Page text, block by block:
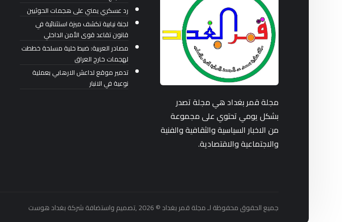
مجلة قمر بغداد هي مجلة تصدر
بشكل يومي تحتوي على مجموعة
من الاخبار السياسية والثقافية والفنية
والاجتماعية والاقتصادية.
رد عسكري يمني على هجمات الحوثيين
لجنة نيابية تكشف ميزة استثنائية في
قانون تقاعد قوى الأمن الداخلي
مصادر العربية: ضبط خلية مسلحة خططت
لهجمات خارج العراق
تدمير موقع لداعش الارهابي بعملية
نوعية في الانبار
جميع الحقوق محفوظة لـ مجلة قمر بغداد © 2026 ,تصميم واستضافة شركة بغداد هوست